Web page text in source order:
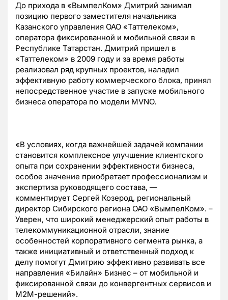
До прихода в «ВымпелКом» Дмитрий занимал
позицию первого заместителя начальника
Казанского управления ОАО «Таттелеком»,
оператора фиксированной и мобильной связи в
Республике Татарстан. Дмитрий пришел в
«Таттелеком» в 2009 году и за время работы
реализовал ряд крупных проектов, наладил
эффективную работу коммерческого блока, принял
непосредственное участие в запуске мобильного
бизнеса оператора по модели MVNO.
«В условиях, когда важнейшей задачей компании
становится комплексное улучшение клиентского
опыта при сохранении эффективности бизнеса,
особое значение приобретает профессионализм и
экспертиза руководящего состава, —
комментирует Сергей Козерод, региональный
директор Сибирского региона ОАО «ВымпелКом». –
Уверен, что широкий менеджерский опыт работы в
телекоммуникационной отрасли, знание
особенностей корпоративного сегмента рынка, а
также инициативный и ответственный подход к
делу помогут Дмитрию эффективно развивать все
направления «Билайн» Бизнес – от мобильной и
фиксированной связи до конвергентных сервисов и
М2М-решений».